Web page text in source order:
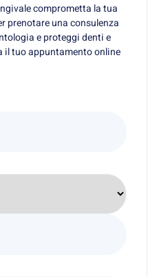
comprometta la tua
prenotare una consulenza
e proteggi denti e
il tuo appuntamento online